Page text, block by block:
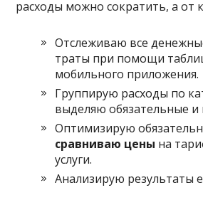
расходы можно сократить, а от
Отслеживаю все
траты при помощи
мобильного приложения.
Группирую расходы по
выделяю обязательные и
Оптимизирую
сравниваю цены на
услуги.
Анализирую результаты